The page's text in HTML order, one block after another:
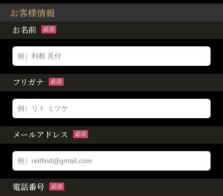
お客様情報
お名前 必須
フリガナ 必須
メールアドレス 必須
電話番号 必須